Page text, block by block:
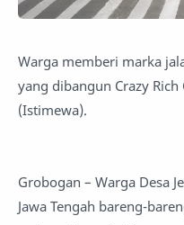
Warga memberi marka
yang dibangun Crazy
(Istimewa).
Grobogan – Warga Desa
Jawa Tengah bareng-